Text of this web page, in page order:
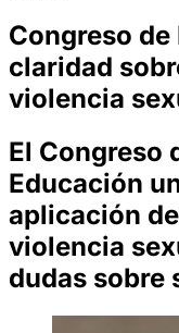
Congreso
claridad
violencia
El Congreso
Educación
aplicación
violencia
dudas sobre